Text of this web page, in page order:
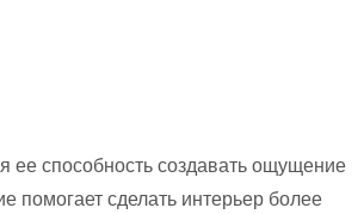
ее способность создавать ощущение
помогает сделать интерьер более